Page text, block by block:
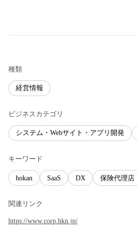
種類
経営情報
ビジネスカテゴリ
システム・Webサイト・アプリ開発
キーワード
hokan SaaS DX 保険代理店
関連リンク
https://www.corp.hkn.jp/